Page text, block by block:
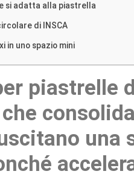
si adatta alla piastrella
di INSCA
in uno spazio mini
piastrelle
una